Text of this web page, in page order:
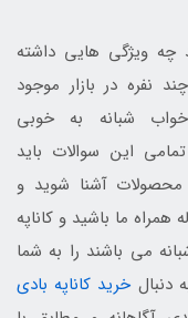
چه ویژگی هایی داشته
نفره در بازار موجود
شبانه به خوبی
این سوالات باید
محصولات آشنا شوید و
همراه ما باشید و کاناپه
می باشند را به شما
دنبالخرید کاناپه بادی